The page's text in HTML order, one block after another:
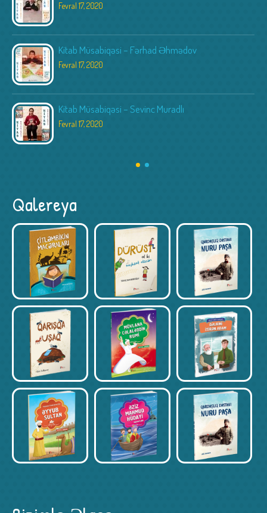
Fevral 17, 2020
Kitab Müsabiqəsi – Fərhad Əhmədov
Fevral 17, 2020
Kitab Müsabiqəsi – Sevinc Muradlı
Fevral 17, 2020
Qalereya